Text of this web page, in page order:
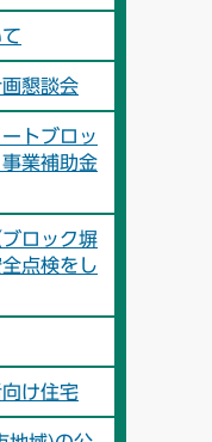
懇談会
トブロッ
業補助金
ロック塀
点検をし
け住宅